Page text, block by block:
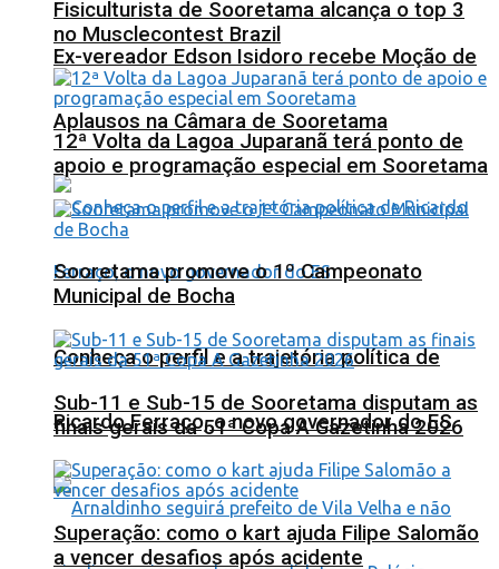
Ex-vereador Edson Isidoro recebe Moção de
Aplausos na Câmara de Sooretama
Conheça o perfil e a trajetória política de
Ricardo Ferraço, o novo governador do ES
Fisiculturista de Sooretama alcança o top 3
no Musclecontest Brazil
12ª Volta da Lagoa Juparanã terá ponto de
apoio e programação especial em Sooretama
Sooretama promove o 1º Campeonato
Municipal de Bocha
Sub-11 e Sub-15 de Sooretama disputam as
finais gerais da 51ª Copa A Gazetinha 2026
Superação: como o kart ajuda Filipe Salomão
a vencer desafios após acidente